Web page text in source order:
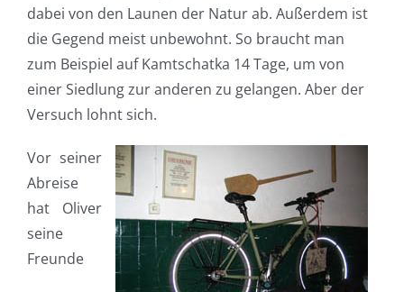
dabei von den Launen der Natur ab. Außerdem ist
die Gegend meist unbewohnt. So braucht man
zum Beispiel auf Kamtschatka 14 Tage, um von
einer Siedlung zur anderen zu gelangen. Aber der
Versuch lohnt sich.
Vor seiner
Abreise
hat Oliver
seine
Freunde